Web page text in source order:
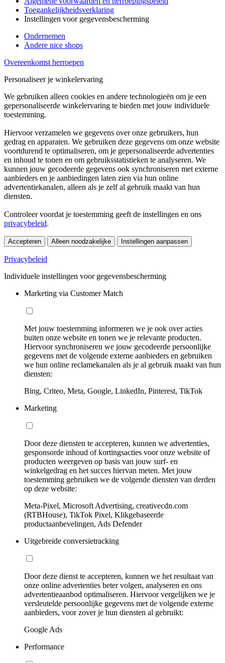
Toegankelijkheidsverklaring
Instellingen voor gegevensbescherming
Ondernemen
Andere nice shops
Overeenkomst herroepen
Personaliseer je winkelervaring
We gebruiken alleen cookies en andere technologieën om je een
gepersonaliseerde winkelervaring te bieden met jouw individuele
toestemming.
Hiervoor verzamelen we gegevens over onze gebruikers, hun
gedrag en apparaten. We gebruiken deze gegevens om onze website
voortdurend te optimaliseren, om je gepersonaliseerde advertenties
en inhoud te tonen en om gebruiksstatistieken te analyseren. We
kunnen jouw gecodeerde gegevens ook synchroniseren met externe
aanbieders en je aanbiedingen laten zien via hun online
advertentiekanalen, alleen als je zelf al gebruik maakt van hun
diensten.
Controleer voordat je toestemming geeft de instellingen en ons
privacybeleid.
Accepteren Alleen noodzakelijke Instellingen aanpassen
Privacybeleid
Individuele instellingen voor gegevensbescherming
Marketing via Customer Match
Met jouw toestemming informeren we je ook over acties
buiten onze website en tonen we je relevante producten.
Hiervoor synchroniseren we jouw gecodeerde persoonlijke
gegevens met de volgende externe aanbieders en gebruiken
we hun online reclamekanalen als je al gebruik maakt van hun
diensten:
Bing, Criteo, Meta, Google, LinkedIn, Pinterest, TikTok
Marketing
Door deze diensten te accepteren, kunnen we advertenties,
gesponsorde inhoud of kortingsacties voor onze website of
producten weergeven op basis van jouw surf- en
winkelgedrag en het succes hiervan meten. Met jouw
toestemming gebruiken we de volgende diensten van derden
op deze website:
Meta-Pixel, Microsoft Advertising, creativecdn.com
(RTBHouse), TikTok Pixel, Klikgebaseerde
productaanbevelingen, Ads Defender
Uitgebreide conversietracking
Door deze dienst te accepteren, kunnen we het resultaat van
onze online advertenties beter volgen, analyseren en ons
advertentieaanbod optimaliseren. Hiervoor vergelijken we je
versleutelde persoonlijke gegevens met de volgende externe
aanbieders, voor zover je hun diensten al gebruikt:
Google Ads
Performance